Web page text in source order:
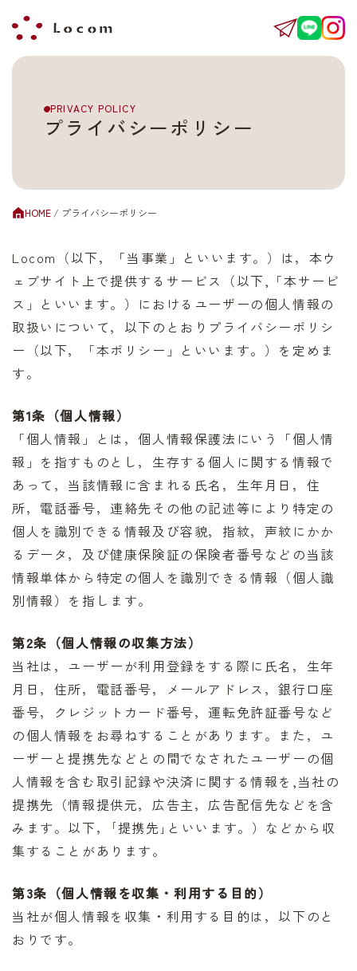
PRIVACY POLICY
プライバシーポリシー
HOME / プライバシーポリシー
Locom（以下，「当事業」といいます。）は，本ウ
ェブサイト上で提供するサービス（以下,「本サービ
ス」といいます。）におけるユーザーの個人情報の
取扱いについて，以下のとおりプライバシーポリシ
ー（以下，「本ポリシー」といいます。）を定めま
す。
第1条（個人情報）
「個人情報」とは，個人情報保護法にいう「個人情
報」を指すものとし，生存する個人に関する情報で
あって，当該情報に含まれる氏名，生年月日，住
所，電話番号，連絡先その他の記述等により特定の
個人を識別できる情報及び容貌，指紋，声紋にかか
るデータ，及び健康保険証の保険者番号などの当該
情報単体から特定の個人を識別できる情報（個人識
別情報）を指します。
第2条（個人情報の収集方法）
当社は，ユーザーが利用登録をする際に氏名，生年
月日，住所，電話番号，メールアドレス，銀行口座
番号，クレジットカード番号，運転免許証番号など
の個人情報をお尋ねすることがあります。また，ユ
ーザーと提携先などとの間でなされたユーザーの個
人情報を含む取引記録や決済に関する情報を,当社の
提携先（情報提供元，広告主，広告配信先などを含
みます。以下，｢提携先｣といいます。）などから収
集することがあります。
第3条（個人情報を収集・利用する目的）
当社が個人情報を収集・利用する目的は，以下のと
おりです。